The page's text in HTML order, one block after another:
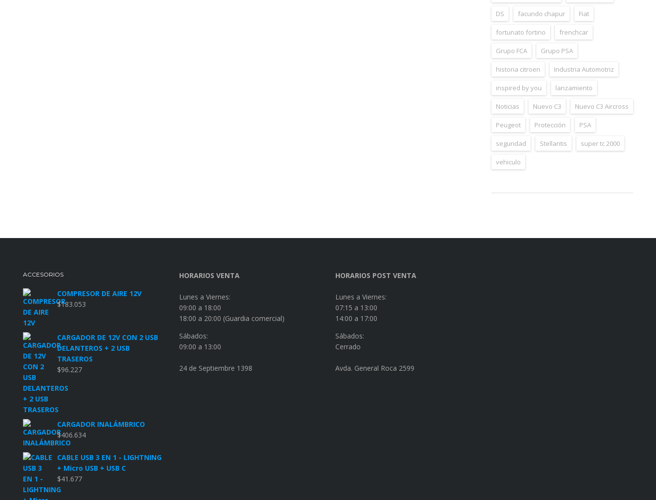
DS facundo chapur Fiat
fortunato fortino frenchcar
Grupo FCA Grupo PSA
historia citroen Industria Automotriz
inspired by you lanzamiento
Noticias Nuevo C3 Nuevo C3 Aircross
Peugeot Protección PSA
seguridad Stellantis super tc 2000
vehiculo
ACCESORIOS
COMPRESOR DE AIRE 12V
$183.053
CARGADOR DE 12V CON 2 USB
DELANTEROS + 2 USB
TRASEROS
$96.227
CARGADOR INALÁMBRICO
$406.634
CABLE USB 3 EN 1 - LIGHTNING
+ Micro USB + USB C
$41.677
HORARIOS VENTA
Lunes a Viernes:
09:00 a 18:00
18:00 a 20:00 (Guardia comercial)
Sábados:
09:00 a 13:00
24 de Septiembre 1398
HORARIOS POST VENTA
Lunes a Viernes:
07:15 a 13:00
14:00 a 17:00
Sábados:
Cerrado
Avda. General Roca 2599